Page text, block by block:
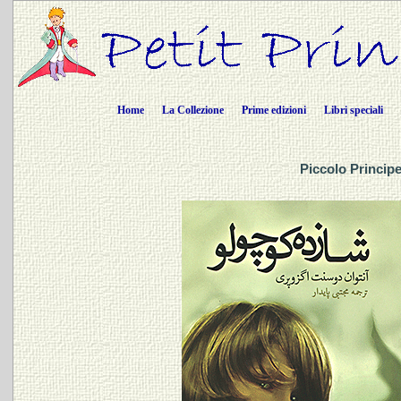
Home La Collezione Prime edizioni Libri speciali
Piccolo